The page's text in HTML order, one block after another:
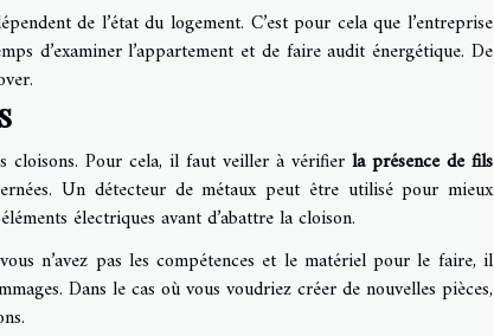
de l’état du logement. C’est pour cela que l’entreprise
d’examiner l’appartement et de faire audit énergétique. De
cloisons. Pour cela, il faut veiller à vérifier la présence de fils
Un détecteur de métaux peut être utilisé pour mieux
électriques avant d’abattre la cloison.
n’avez pas les compétences et le matériel pour le faire, il
Dans le cas où vous voudriez créer de nouvelles pièces,